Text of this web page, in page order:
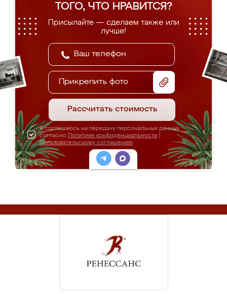
ТОГО, ЧТО НРАВИТСЯ?
Присылайте — сделаем также или
лучше!
Прикрепить фото
Рассчитать стоимость
Я соглашаюсь на передачу персональных данных
согласно Политике конфиденциальности
Пользовательскому соглашению